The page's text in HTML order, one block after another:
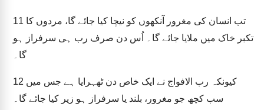
11
تکبر خاک میں ملایا جائے گا۔ اُس دن صرف رب ہی سرفراز ہو
گا۔
12
سب کچھ جو مغرور، بلند یا سرفراز ہو زیر کیا جائے گا۔